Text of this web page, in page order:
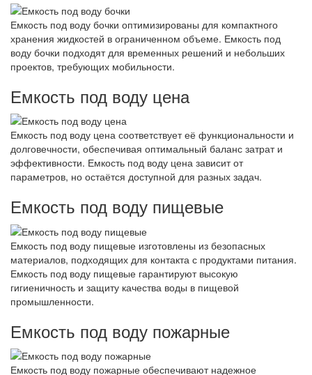
Емкость под воду бочки оптимизированы для компактного
хранения жидкостей в ограниченном объеме. Емкость под
воду бочки подходят для временных решений и небольших
проектов, требующих мобильности.
Емкость под воду цена
Емкость под воду цена соответствует её функциональности и
долговечности, обеспечивая оптимальный баланс затрат и
эффективности. Емкость под воду цена зависит от
параметров, но остаётся доступной для разных задач.
Емкость под воду пищевые
Емкость под воду пищевые изготовлены из безопасных
материалов, подходящих для контакта с продуктами питания.
Емкость под воду пищевые гарантируют высокую
гигиеничность и защиту качества воды в пищевой
промышленности.
Емкость под воду пожарные
Емкость под воду пожарные обеспечивают надежное